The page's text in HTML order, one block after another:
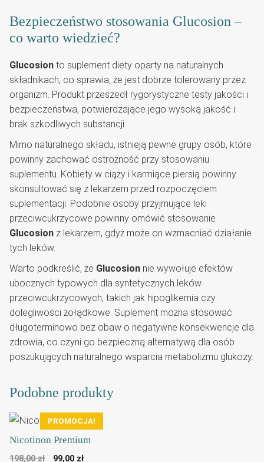
Bezpieczeństwo stosowania Glucosion –
co warto wiedzieć?
Glucosion to suplement diety oparty na naturalnych
składnikach, co sprawia, że jest dobrze tolerowany przez
organizm. Produkt przeszedł rygorystyczne testy jakości i
bezpieczeństwa, potwierdzające jego wysoką jakość i
brak szkodliwych substancji.
Mimo naturalnego składu, istnieją pewne grupy osób, które
powinny zachować ostrożność przy stosowaniu
suplementu. Kobiety w ciąży i karmiące piersią powinny
skonsultować się z lekarzem przed rozpoczęciem
suplementacji. Podobnie osoby przyjmujące leki
przeciwcukrzycowe powinny omówić stosowanie
Glucosion z lekarzem, gdyż może on wzmacniać działanie
tych leków.
Warto podkreślić, że Glucosion nie wywołuje efektów
ubocznych typowych dla syntetycznych leków
przeciwcukrzycowych, takich jak hipoglikemia czy
dolegliwości żołądkowe. Suplement można stosować
długoterminowo bez obaw o negatywne konsekwencje dla
zdrowia, co czyni go bezpieczną alternatywą dla osób
poszukujących naturalnego wsparcia metabolizmu glukozy.
Podobne produkty
PROMOCJA!
Nicotinon Premium
198,00zł
Pierwotna
99,00 złAktualna